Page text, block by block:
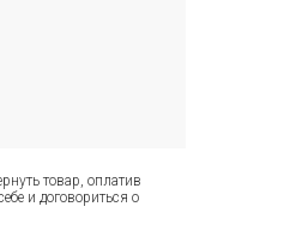
товар, оплатив
и договориться о